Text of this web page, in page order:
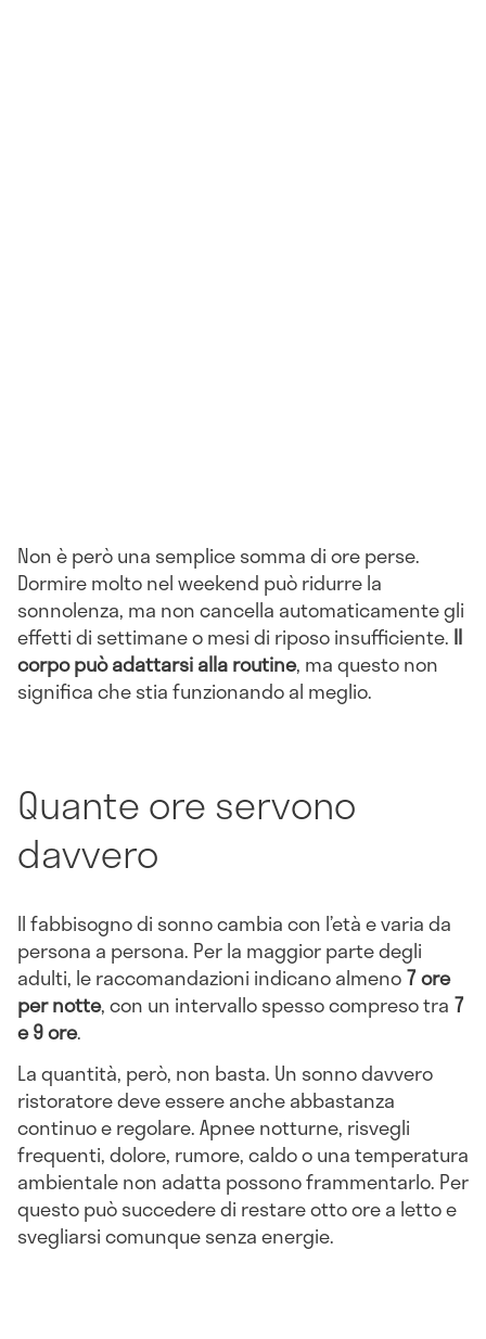
Non è però una semplice somma di ore perse.
Dormire molto nel weekend può ridurre la
sonnolenza, ma non cancella automaticamente gli
effetti di settimane o mesi di riposo insufficiente. Il
corpo può adattarsi alla routine, ma questo non
significa che stia funzionando al meglio.
Quante ore servono
davvero
Il fabbisogno di sonno cambia con l’età e varia da
persona a persona. Per la maggior parte degli
adulti, le raccomandazioni indicano almeno7 ore
per notte, con un intervallo spesso compreso tra 7
e 9 ore.
La quantità, però, non basta. Un sonno davvero
ristoratore deve essere anche abbastanza
continuo e regolare. Apnee notturne, risvegli
frequenti, dolore, rumore, caldo o una temperatura
ambientale non adatta possono frammentarlo. Per
questo può succedere di restare otto ore a letto e
svegliarsi comunque senza energie.